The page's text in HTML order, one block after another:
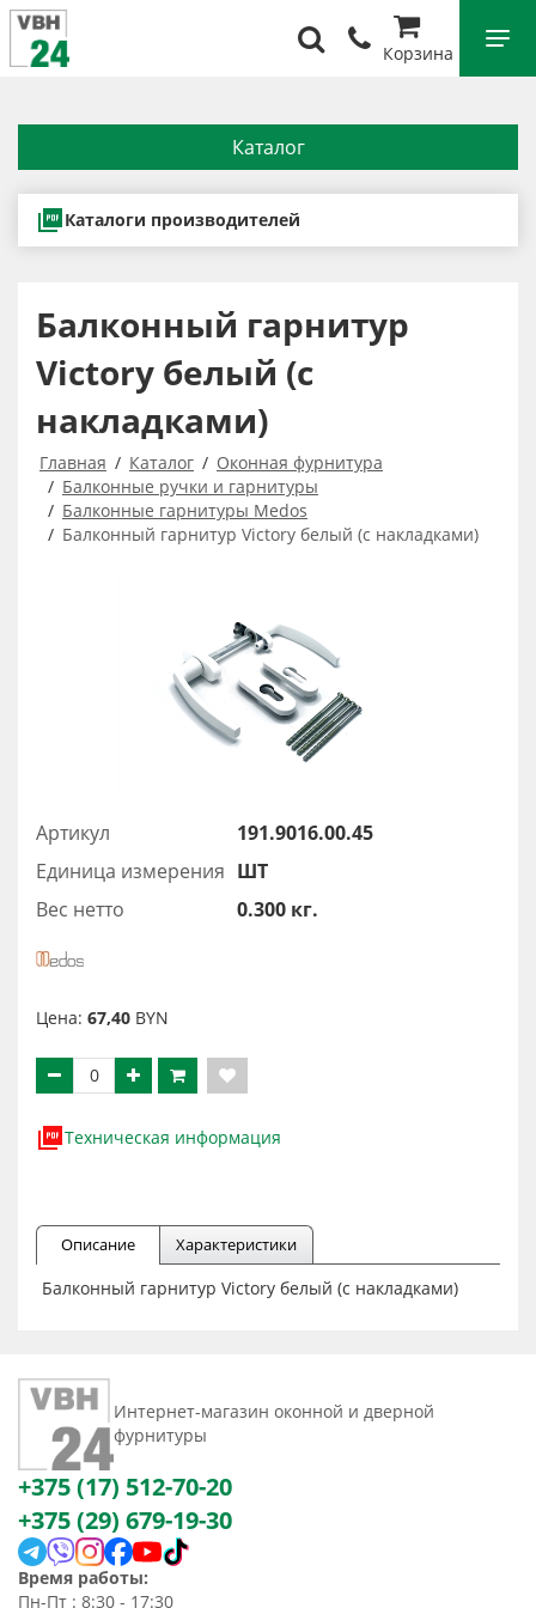
Корзина
Каталог
Каталоги производителей
Балконный гарнитур
Victory белый (с
накладками)
Главная Каталог
Оконная фурнитура
Балконные ручки и гарнитуры
Балконные гарнитуры Medos
Балконный гарнитур Victory белый (с накладками)
Артикул
191.9016.00.45
Единица измерения ШТ
Вес нетто
0.300 кг.
Цена: 67,40 BYN
Техническая информация
Описание Характеристики
Балконный гарнитур Victory белый (с накладками)
Интернет-магазин оконной и дверной
фурнитуры
+375 (17) 512-70-20
+375 (29) 679-19-30
Время работы:
Пн-Пт : 8:30 - 17:30